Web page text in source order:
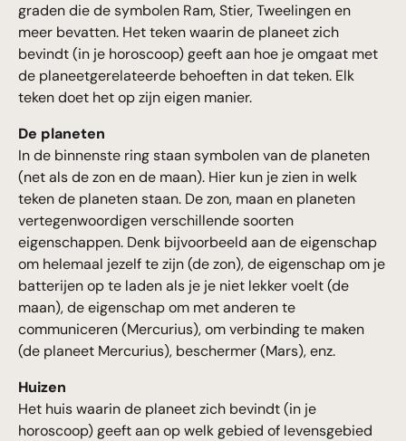
graden die de symbolen Ram, Stier, Tweelingen en
meer bevatten. Het teken waarin de planeet zich
bevindt (in je horoscoop) geeft aan hoe je omgaat met
de planeetgerelateerde behoeften in dat teken. Elk
teken doet het op zijn eigen manier.
De planeten
In de binnenste ring staan symbolen van de planeten
(net als de zon en de maan). Hier kun je zien in welk
teken de planeten staan. De zon, maan en planeten
vertegenwoordigen verschillende soorten
eigenschappen. Denk bijvoorbeeld aan de eigenschap
om helemaal jezelf te zijn (de zon), de eigenschap om je
batterijen op te laden als je je niet lekker voelt (de
maan), de eigenschap om met anderen te
communiceren (Mercurius), om verbinding te maken
(de planeet Mercurius), beschermer (Mars), enz.
Huizen
Het huis waarin de planeet zich bevindt (in je
horoscoop) geeft aan op welk gebied of levensgebied